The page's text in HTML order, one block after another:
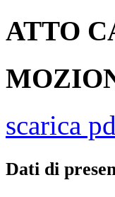
ATTO
scarica
Dati di